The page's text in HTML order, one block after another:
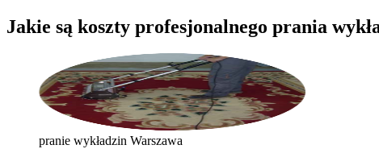
Jakie są koszty profesjonalnego prania
pranie wykładzin Warszawa